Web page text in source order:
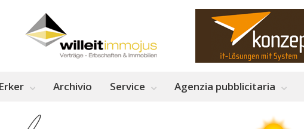
Erker Archivio Service Agenzia pubblicitaria